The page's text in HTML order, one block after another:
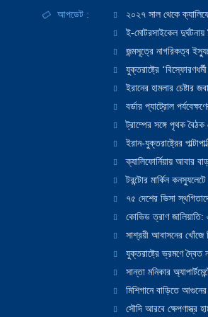
আপডেট :
২০২৭ সাল থেকে
ই-মোটরসাইকেল
জন্মসূত্রে নাগরিকত্ব
যুক্তরাষ্ট্রে
ইরানের হামলার চেষ্টার
বর্ডার প্যাট্রোল
ট্রাম্পের সঙ্গে পৃথক
ইরান-যুক্তরাষ্ট্রের
ক্যালিফোর্নিয়ায় আবার
টরন্টোর মার্কিন
৭৫ দেশের ভিসা
কোভিড ত্রাণ
সাশ্রয়ী আবাসনের খোঁজে
যুক্তরাষ্ট্রে ভ্রমণে দ্বৈত
সান্তা মনিকার
মিশিগানে বাড়িতে
সৌদি আরবে ক্ষেপণাস্ত্র